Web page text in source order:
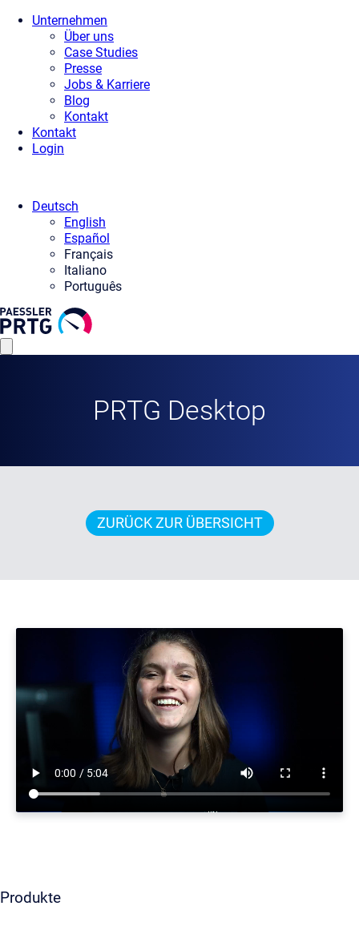
Unternehmen
Über uns
Case Studies
Presse
Jobs & Karriere
Blog
Kontakt
Kontakt
Login
Deutsch
English
Español
Français
Italiano
Português
PRTG Desktop
ZURÜCK ZUR ÜBERSICHT
Produkte